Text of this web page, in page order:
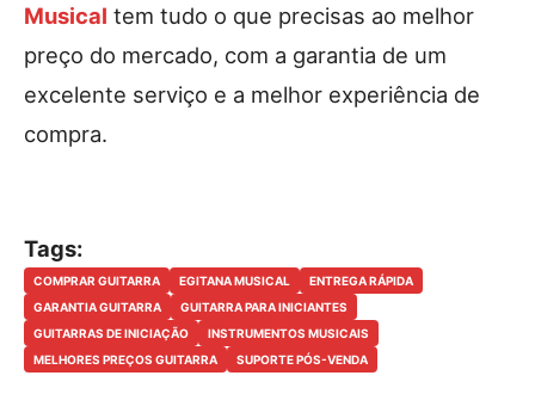
Musical tem tudo o que precisas ao melhor
preço do mercado, com a garantia de um
excelente serviço e a melhor experiência de
compra.
Tags:
COMPRAR GUITARRA EGITANA MUSICAL
ENTREGA RÁPIDA
GARANTIA GUITARRA
GUITARRA PARA INICIANTES
GUITARRAS DE INICIAÇÃO
INSTRUMENTOS MUSICAIS
MELHORES PREÇOS GUITARRA
SUPORTE PÓS-VENDA